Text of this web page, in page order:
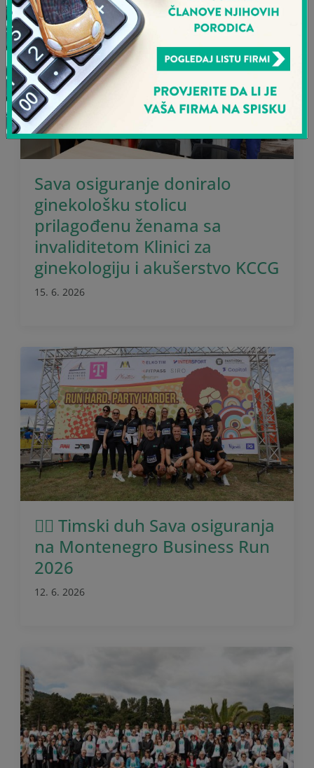
Sava osiguranje doniralo
ginekološku stolicu
prilagođenu ženama sa
invaliditetom Klinici za
ginekologiju i akušerstvo KCCG
15. 6. 2026
🏃‍♂️ Timski duh Sava osiguranja
na Montenegro Business Run
2026
12. 6. 2026